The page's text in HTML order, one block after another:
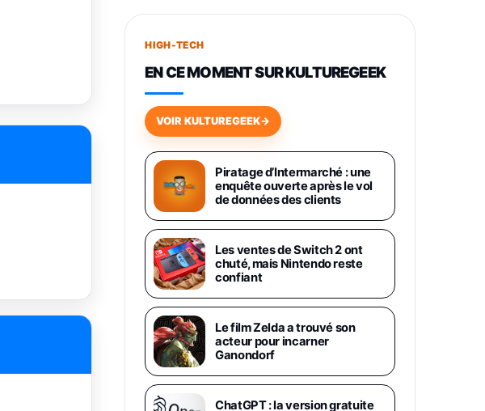
648,63€
Smartphone Android 5G avec
Galaxy AI, 512 Go, Chargeur
Secteur Rapide 25W Inclus,
Smartphone déverrouillé, Noir,
Version FR
1019€1399€Fnac (Vendeur Tiers)
Galaxy S26 Ultra 512 Go Bleu
1019€ 1399€ Fnac (Vendeur Tiers)
Galaxy S26 Ultra 256 Go Violet
892€1199€
Philips SHK2000BL - Casque
Enfant - Bleu & Répartiteur Audio
5 Casques, Blanc
24,94€29,96€Fnac (Vendeur Tiers)
HIGH-TECH
EN CE MOMENT SUR KULTUREGEEK
VOIR KULTUREGEEK→
Piratage d’Intermarché : une
enquête ouverte après le vol
de données des clients
Les ventes de Switch 2 ont
chuté, mais Nintendo reste
confiant
Le film Zelda a trouvé son
acteur pour incarner
Ganondorf
ChatGPT : la version gratuite